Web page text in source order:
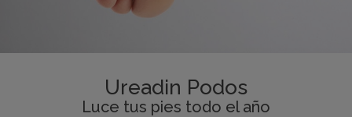
Ureadin Podos
Luce tus pies todo el año